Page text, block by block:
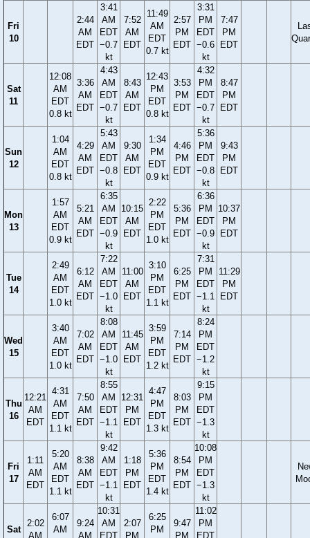
Fri
10
2:44
AM
EDT
3:41
AM
EDT
−0.7
kt
7:52
AM
EDT
11:49
AM
EDT
0.7 kt
2:57
PM
EDT
3:31
PM
EDT
−0.6
kt
7:47
PM
EDT
Sat
11
12:08
AM
EDT
0.8 kt
3:36
AM
EDT
4:43
AM
EDT
−0.7
kt
8:43
AM
EDT
12:43
PM
EDT
0.8 kt
3:53
PM
EDT
4:32
PM
EDT
−0.7
kt
8:47
PM
EDT
Sun
12
1:04
AM
EDT
0.8 kt
4:29
AM
EDT
5:43
AM
EDT
−0.8
kt
9:30
AM
EDT
1:34
PM
EDT
0.9 kt
4:46
PM
EDT
5:36
PM
EDT
−0.8
kt
9:43
PM
EDT
Mon
13
1:57
AM
EDT
0.9 kt
5:21
AM
EDT
6:35
AM
EDT
−0.9
kt
10:15
AM
EDT
2:22
PM
EDT
1.0 kt
5:36
PM
EDT
6:36
PM
EDT
−0.9
kt
10:37
PM
EDT
Tue
14
2:49
AM
EDT
1.0 kt
6:12
AM
EDT
7:22
AM
EDT
−1.0
kt
11:00
AM
EDT
3:10
PM
EDT
1.1 kt
6:25
PM
EDT
7:31
PM
EDT
−1.1
kt
11:29
PM
EDT
Wed
15
3:40
AM
EDT
1.0 kt
7:02
AM
EDT
8:08
AM
EDT
−1.0
kt
11:45
AM
EDT
3:59
PM
EDT
1.2 kt
7:14
PM
EDT
8:24
PM
EDT
−1.2
kt
Thu
16
12:21
AM
EDT
4:31
AM
EDT
1.1 kt
7:50
AM
EDT
8:55
AM
EDT
−1.1
kt
12:31
PM
EDT
4:47
PM
EDT
1.3 kt
8:03
PM
EDT
9:15
PM
EDT
−1.3
kt
Fri
17
1:11
AM
EDT
5:20
AM
EDT
1.1 kt
8:38
AM
EDT
9:42
AM
EDT
−1.1
kt
1:18
PM
EDT
5:36
PM
EDT
1.4 kt
8:54
PM
EDT
10:08
PM
EDT
−1.3
kt
Sat
2:02
AM
6:07
AM
9:24
AM
10:31
AM
EDT
2:07
PM
6:25
PM
9:47
PM
11:02
PM
EDT